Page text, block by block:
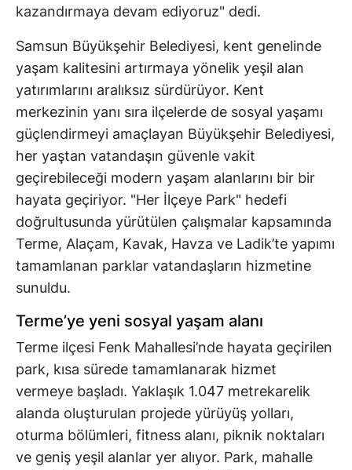
kazandırmaya devam ediyoruz" dedi.
Samsun Büyükşehir Belediyesi, kent genelinde
yaşam kalitesini artırmaya yönelik yeşil alan
yatırımlarını aralıksız sürdürüyor. Kent
merkezinin yanı sıra ilçelerde de sosyal yaşamı
güçlendirmeyi amaçlayan Büyükşehir Belediyesi,
her yaştan vatandaşın güvenle vakit
geçirebileceği modern yaşam alanlarını bir bir
hayata geçiriyor. "Her İlçeye Park" hedefi
doğrultusunda yürütülen çalışmalar kapsamında
Terme, Alaçam, Kavak, Havza ve Ladik’te yapımı
tamamlanan parklar vatandaşların hizmetine
sunuldu.
Terme’ye yeni sosyal yaşam alanı
Terme ilçesi Fenk Mahallesi’nde hayata geçirilen
park, kısa sürede tamamlanarak hizmet
vermeye başladı. Yaklaşık 1.047 metrekarelik
alanda oluşturulan projede yürüyüş yolları,
oturma bölümleri, fitness alanı, piknik noktaları
ve geniş yeşil alanlar yer alıyor. Park, mahalle